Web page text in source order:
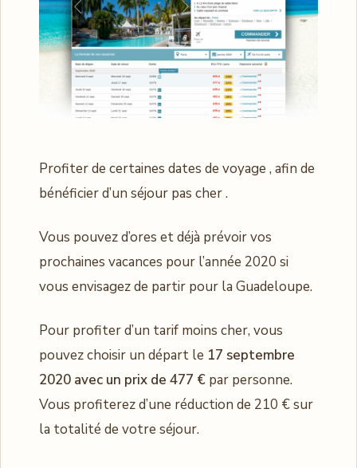
Profiter de certaines dates de voyage , afin de
bénéficier d’un séjour pas cher .
Vous pouvez d’ores et déjà prévoir vos
prochaines vacances pour l’année 2020 si
vous envisagez de partir pour la Guadeloupe.
Pour profiter d’un tarif moins cher, vous
pouvez choisir un départ le 17 septembre
2020 avec un prix de 477 € par personne.
Vous profiterez d’une réduction de 210 € sur
la totalité de votre séjour.